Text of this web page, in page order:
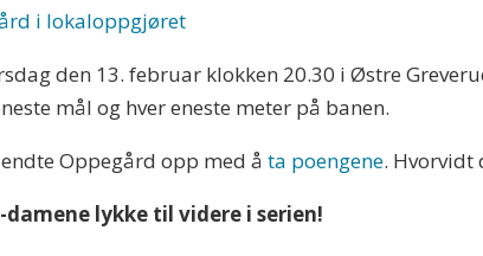
i lokaloppgjøret
den 13. februar klokken 20.30 i Østre
mål og hver eneste meter på banen.
endte Oppegård opp med åta poengene. Hvorvidt
damene lykke til videre i serien!